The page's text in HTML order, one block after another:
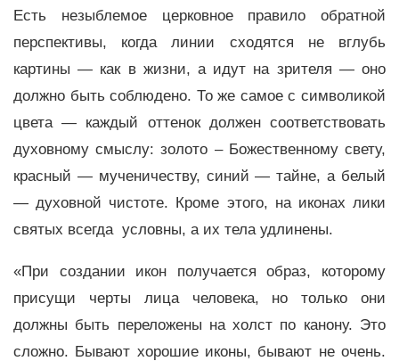
Есть незыблемое церковное правило обратной
перспективы, когда линии сходятся не вглубь
картины — как в жизни, а идут на зрителя — оно
должно быть соблюдено. То же самое с символикой
цвета — каждый оттенок должен соответствовать
духовному смыслу: золото – Божественному свету,
красный — мученичеству, синий — тайне, а белый
— духовной чистоте. Кроме этого, на иконах лики
святых всегда условны, а их тела удлинены.
«При создании икон получается образ, которому
присущи черты лица человека, но только они
должны быть переложены на холст по канону. Это
сложно. Бывают хорошие иконы, бывают не очень.